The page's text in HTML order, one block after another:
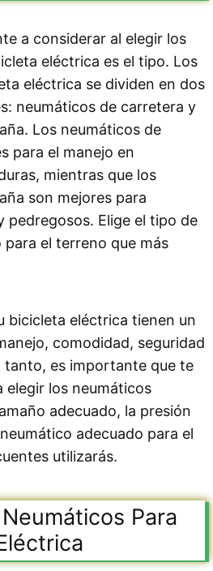
a considerar al elegir los
eléctrica es el tipo. Los
eléctrica se dividen en dos
neumáticos de carretera y
Los neumáticos de
para el manejo en
mientras que los
son mejores para
pedregosos. Elige el tipo de
el terreno que más
bicicleta eléctrica tienen un
comodidad, seguridad
tanto, es importante que te
elegir los neumáticos
adecuado, la presión
adecuado para el
utilizarás.
Para